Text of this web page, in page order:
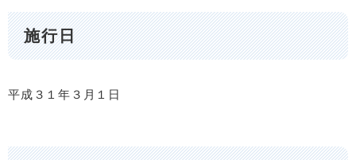
施行日
平成３１年３月１日